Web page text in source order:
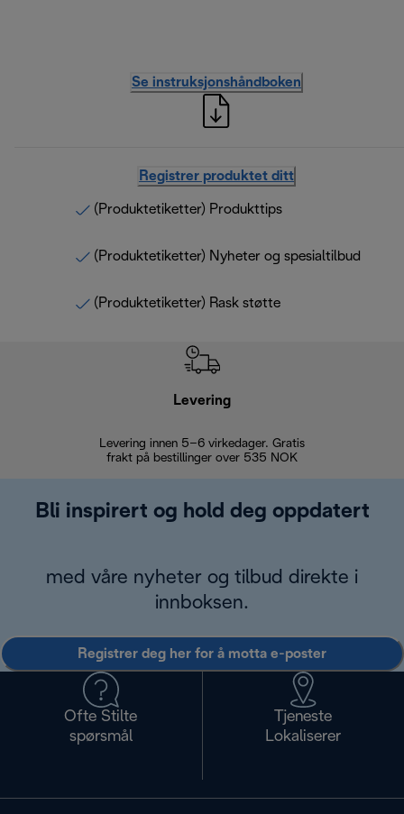
Se instruksjonshåndboken
Registrer produktet ditt
(Produktetiketter) Produkttips
(Produktetiketter) Nyheter og spesialtilbud
(Produktetiketter) Rask støtte
Levering
Levering innen 5–6 virkedager. Gratis
frakt på bestillinger over 535 NOK
Bli inspirert og hold deg oppdatert
med våre nyheter og tilbud direkte i
innboksen.
Registrer deg her for å motta e-poster
Ofte Stilte
spørsmål
Tjeneste
Lokaliserer